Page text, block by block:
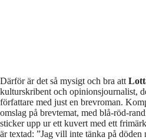
Därför är det så mysigt och bra att
kulturskribent och opinionsjournalist,
författare med just en brevroman.
omslag på brevtemat, med blå-röd-
sticker upp ur ett kuvert med ett
är textad: ”Jag vill inte tänka på